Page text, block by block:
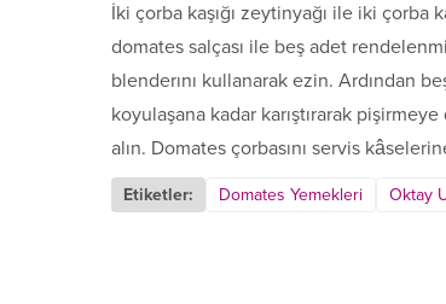
İki çorba kaşığı zeytinyağı ile iki çorba
domates salçası ile beş adet
blenderını kullanarak ezin. Ardından
koyulaşana kadar karıştırarak
alın. Domates çorbasını servis
Etiketler: Domates Yemekleri Oktay